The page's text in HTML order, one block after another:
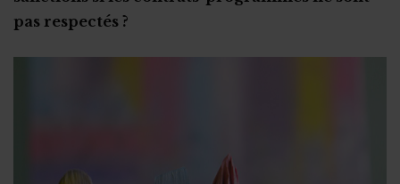
Trop d'argent récolté : que faire ?
pas respectés ?